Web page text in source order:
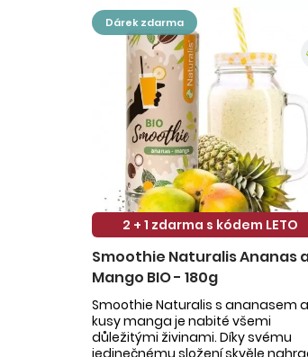
dárek zdarma
2 + 1 zdarma s kódem LETO
Smoothie Naturalis Ananas
Mango BIO - 180g
Smoothie Naturalis s ananasem a
kusy manga je nabité všemi
důležitými živinami. Díky svému
jedinečnému složení skvěle